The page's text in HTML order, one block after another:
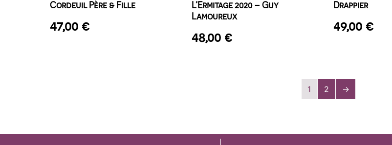
Cordeuil Père & Fille
47,00 €
L’Ermitage 2020 – Guy
Lamoureux
48,00 €
Drappier
49,00 €
1 2 →